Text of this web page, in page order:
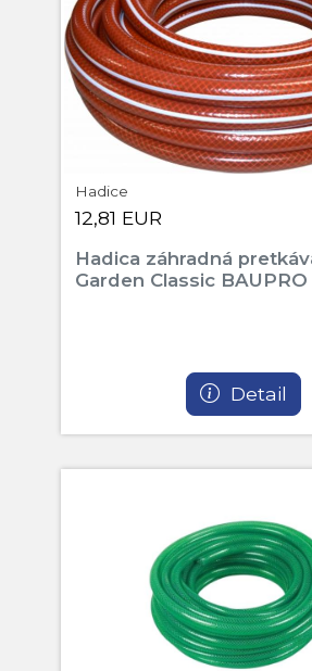
Hadice
12,81 EUR
Hadica záhradná
Garden Classic
Detail